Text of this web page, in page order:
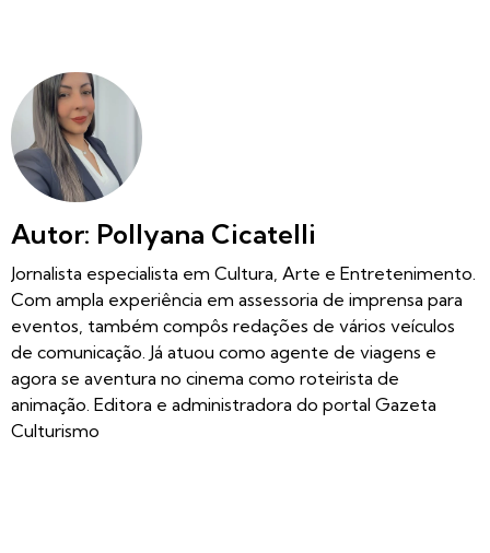
Autor: Pollyana Cicatelli
Jornalista especialista em Cultura, Arte e Entretenimento.
Com ampla experiência em assessoria de imprensa para
eventos, também compôs redações de vários veículos
de comunicação. Já atuou como agente de viagens e
agora se aventura no cinema como roteirista de
animação. Editora e administradora do portal Gazeta
Culturismo